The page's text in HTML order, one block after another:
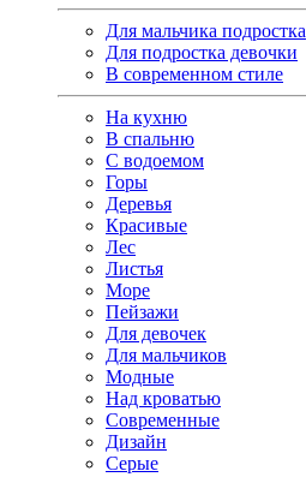
Для мальчика подростка
Для подростка девочки
В современном стиле
На кухню
В спальню
С водоемом
Горы
Деревья
Красивые
Лес
Листья
Море
Пейзажи
Для девочек
Для мальчиков
Модные
Над кроватью
Современные
Дизайн
Серые